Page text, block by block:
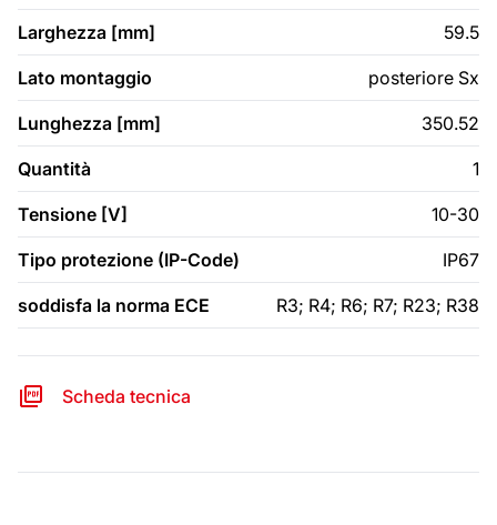
Larghezza [mm] 59.5
Lato montaggio posteriore Sx
Lunghezza [mm] 350.52
Quantità 1
Tensione [V] 10-30
Tipo protezione (IP-Code) IP67
soddisfa la norma ECE R3; R4; R6; R7; R23; R38
Scheda tecnica